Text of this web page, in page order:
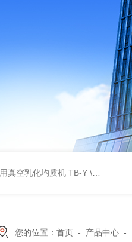
真空乳化均质机 TB-Y \TB-SSID全自动圆瓶罐贴标机
您的位置： 首页- 产品中心-